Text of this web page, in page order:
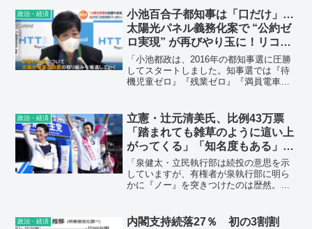
をかけています。
政治・経済
小池百合子都知事は「口だけ」…
太陽光パネル義務化案で “公約ゼ
ロ実現” が再びやり玉に！リコー
ル求める声も
「小池都政は、2016年の都知事選に圧勝
してスタートしました。知事選では『待
機児童ゼロ』『残業ゼロ』『満員電車ゼ
また、『情報公開は東京大改革の1丁目1
番地』と言いながら、公開文書は真っ
黒。築地市場の豊洲移転を直前になって
独断でストップし、大きな混乱を招いた
だけでなく、巨額の税金を無駄にした。
政治・経済
立憲・辻元清美氏、比例43万票
「踏まれても雑草のように這い上
がってくる」「知名度もある」
「岸田首相にとって手ごわい相
手」
「泉健太・立民執行部は続投の意思を示
していますが、有権者が泉執行部に明ら
かに『ノー』を突きつけたのは歴然。で
辻元氏なんです」
政治・経済
内閣支持続落27％ 初の3割割